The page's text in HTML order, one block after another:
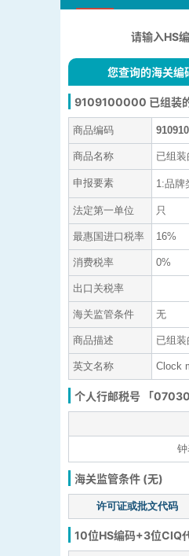
请输入HS
您查询的海关编
9109100000 已组装
商品编码
商品名称 已组
申报要素 1:品牌
法定第一单位 只
最惠国进口税率 16%
消费税率 0%
出口关税率
海关监管条件 无
商品描述 已组
英文名称 Clock
个人行邮税号 「
海关监管条件 (无)
许可证或批文代码
10位HS编码+3位CIQ